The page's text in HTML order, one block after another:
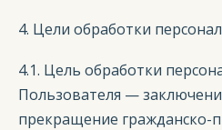
4. Цели обработки
4.1. Цель обработки
Пользователя —
прекращение гражданско-